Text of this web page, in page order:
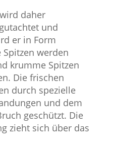
daher
und
er in Form
werden
krumme Spitzen
Die frischen
durch spezielle
und dem
geschützt. Die
zieht sich über das